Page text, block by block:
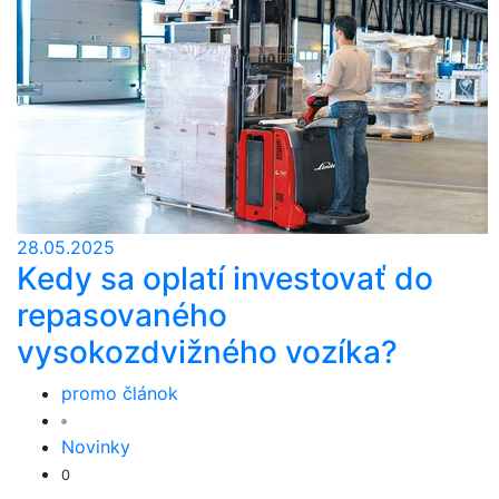
28.05.2025
Kedy sa oplatí investovať do
repasovaného
vysokozdvižného vozíka?
promo článok
Novinky
0